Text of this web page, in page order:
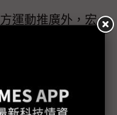
運動推廣外，宏
心力，帶著內心
極回饋在地。透
基金會』與『宏
立學校開始扎